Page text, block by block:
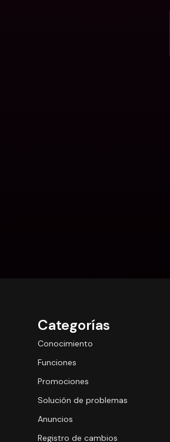
Categorías
Conocimiento
Funciones
Promociones
Solución de problemas
Anuncios
Registro de cambios